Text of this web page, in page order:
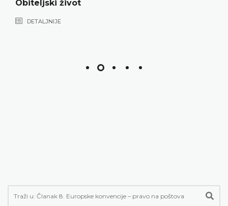
Obiteljski život
DETALJNIJE